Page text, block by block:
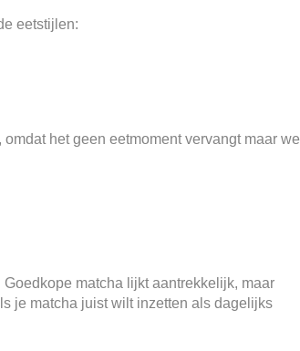
eetstijlen:
het geen eetmoment vervangt maar wel
matcha lijkt aantrekkelijk, maar
je matcha juist wilt inzetten als dagelijks